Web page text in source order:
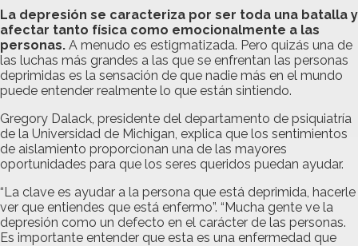
La depresión se caracteriza por ser toda una batalla y
afectar tanto física como emocionalmente a las
personas. A menudo es estigmatizada. Pero quizás una de
las luchas más grandes a las que se enfrentan las personas
deprimidas es la sensación de que nadie más en el mundo
puede entender realmente lo que están sintiendo.
Gregory Dalack, presidente del departamento de psiquiatría
de la Universidad de Michigan, explica que los sentimientos
de aislamiento proporcionan una de las mayores
oportunidades para que los seres queridos puedan ayudar.
“La clave es ayudar a la persona que está deprimida, hacerle
ver que entiendes que está enfermo”. “Mucha gente ve la
depresión como un defecto en el carácter de las personas.
Es importante entender que esta es una enfermedad que